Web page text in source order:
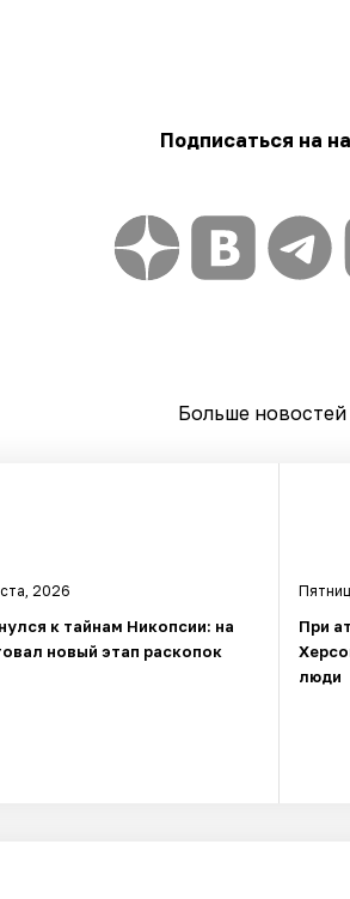
Подписаться на
Больше новостей
2026
к тайнам Никопсии: на
новый этап раскопок
При
люди